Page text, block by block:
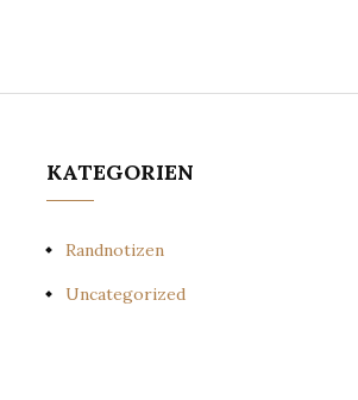
KATEGORIEN
Randnotizen
Uncategorized